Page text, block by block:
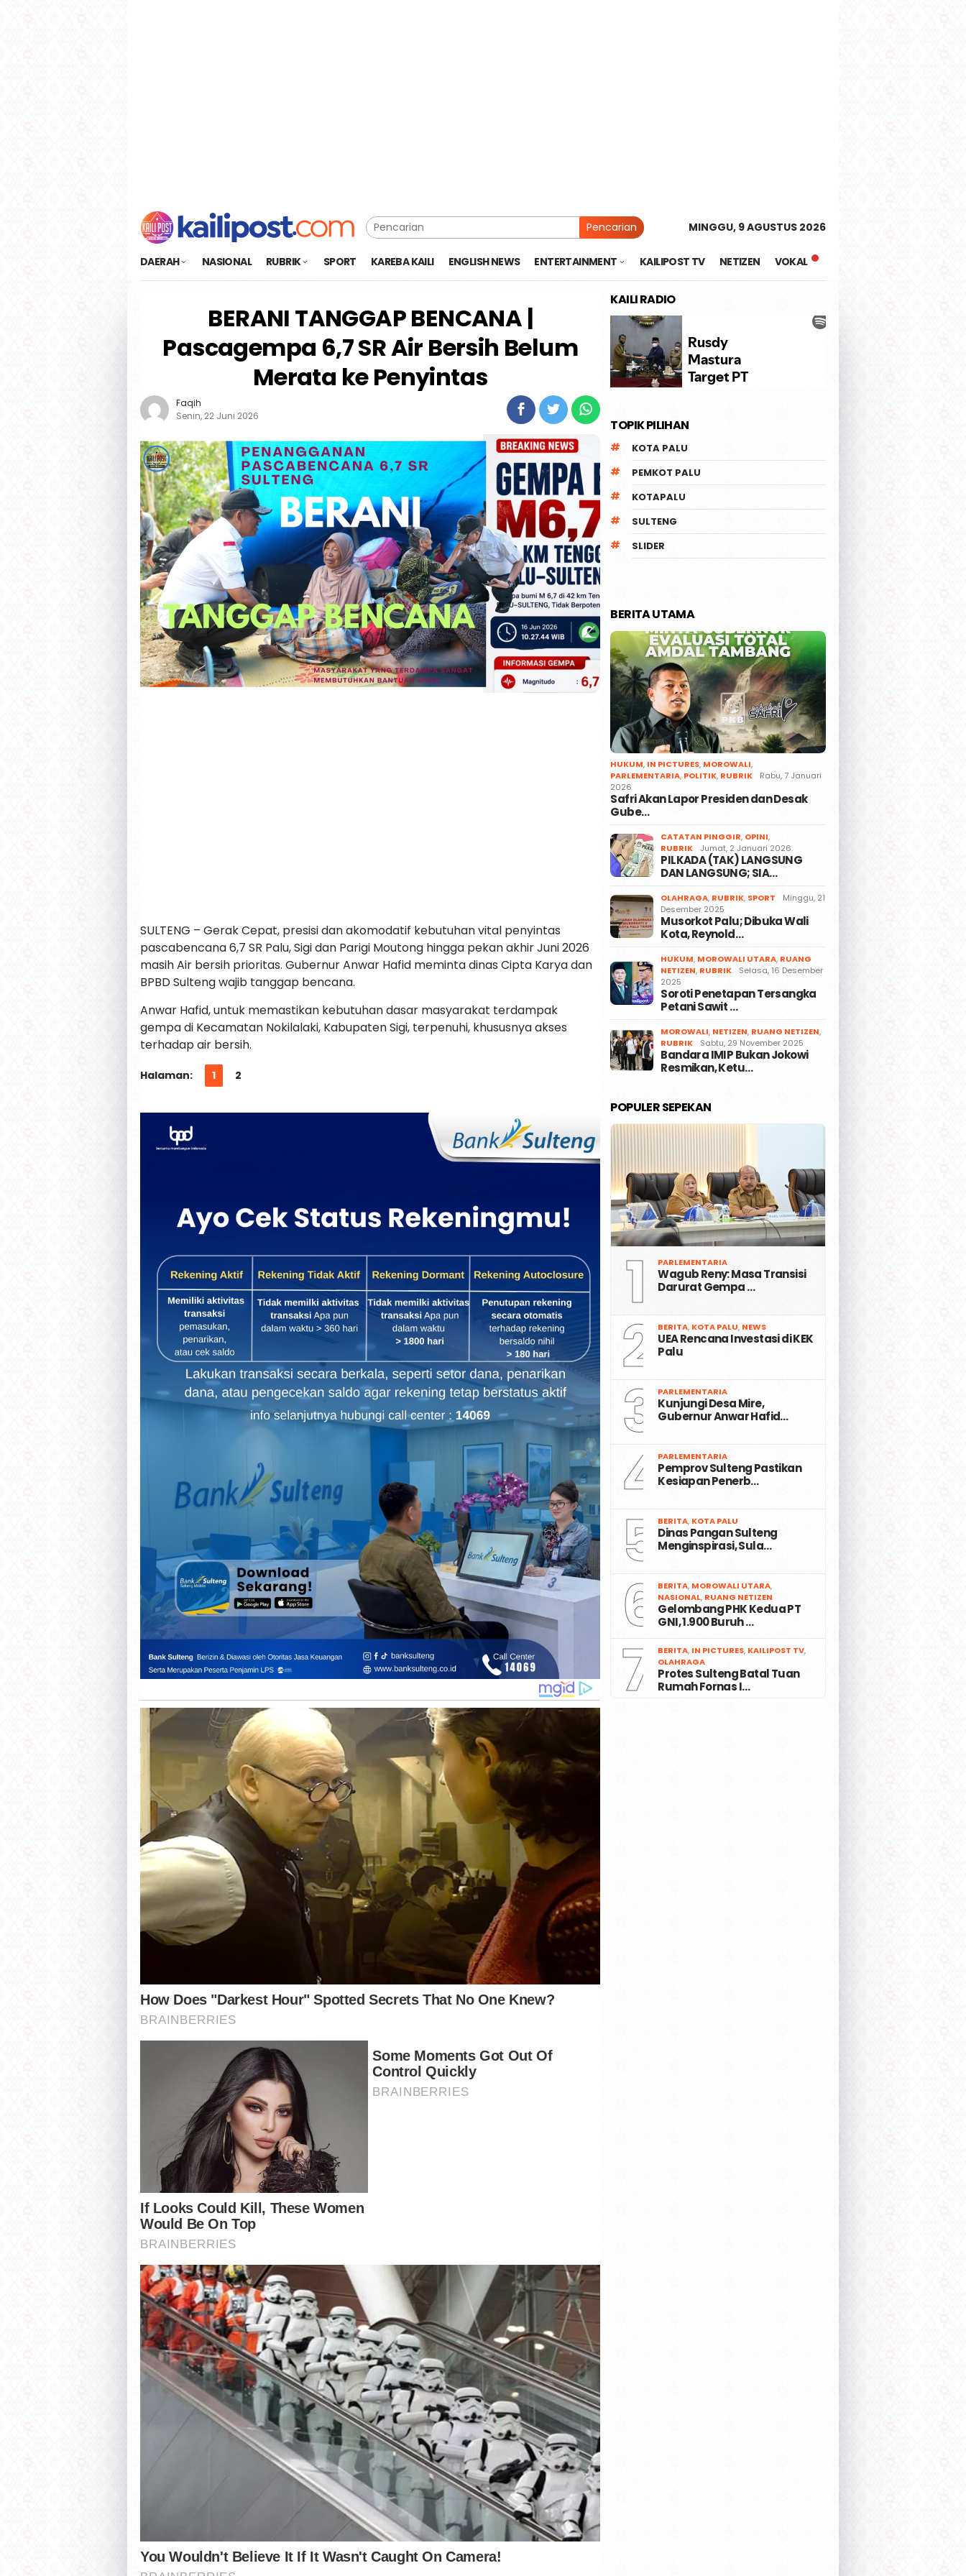
Pencarian MINGGU, 9 AGUSTUS 2026
DAERAH NASIONAL RUBRIK SPORT KAREBA KAILI ENGLISH NEWS ENTERTAINMENT KAILIPOST TV NETIZEN VOKAL
BERANI TANGGAP BENCANA |
Pascagempa 6,7 SR Air Bersih Belum
Merata ke Penyintas
Faqih
Senin, 22 Juni 2026
SULTENG – Gerak Cepat, presisi dan akomodatif kebutuhan vital penyintas
pascabencana 6,7 SR Palu, Sigi dan Parigi Moutong hingga pekan akhir Juni 2026
masih Air bersih prioritas. Gubernur Anwar Hafid meminta dinas Cipta Karya dan
BPBD Sulteng wajib tanggap bencana.
Anwar Hafid, untuk memastikan kebutuhan dasar masyarakat terdampak
gempa di Kecamatan Nokilalaki, Kabupaten Sigi, terpenuhi, khususnya akses
terhadap air bersih.
Halaman: 1 2
KAILI RADIO
TOPIK PILIHAN
KOTA PALU
PEMKOT PALU
KOTAPALU
SULTENG
SLIDER
BERITA UTAMA
HUKUM, IN PICTURES, MOROWALI,
PARLEMENTARIA, POLITIK, RUBRIK
Rabu, 7 Januari
2026
Safri Akan Lapor Presiden dan Desak
Gube…
CATATAN PINGGIR, OPINI,
RUBRIK
Jumat, 2 Januari 2026
PILKADA (TAK) LANGSUNG
DAN LANGSUNG; SIA…
OLAHRAGA, RUBRIK, SPORT
Minggu, 21
Desember 2025
Musorkot Palu; Dibuka Wali
Kota, Reynold…
HUKUM, MOROWALI UTARA, RUANG
NETIZEN, RUBRIK
Selasa, 16 Desember
2025
Soroti Penetapan Tersangka
Petani Sawit …
MOROWALI, NETIZEN, RUANG NETIZEN,
RUBRIK
Sabtu, 29 November 2025
Bandara IMIP Bukan Jokowi
Resmikan, Ketu…
POPULER SEPEKAN
1 PARLEMENTARIA
Wagub Reny: Masa Transisi
Darurat Gempa …
2 BERITA, KOTA PALU, NEWS
UEA Rencana Investasi di KEK
Palu
3 PARLEMENTARIA
Kunjungi Desa Mire,
Gubernur Anwar Hafid…
4 PARLEMENTARIA
Pemprov Sulteng Pastikan
Kesiapan Penerb…
5 BERITA, KOTA PALU
Dinas Pangan Sulteng
Menginspirasi, Sula…
6 BERITA, MOROWALI UTARA,
NASIONAL, RUANG NETIZEN
Gelombang PHK Kedua PT
GNI, 1.900 Buruh …
7 BERITA, IN PICTURES, KAILIPOST TV,
OLAHRAGA
Protes Sulteng Batal Tuan
Rumah Fornas I…